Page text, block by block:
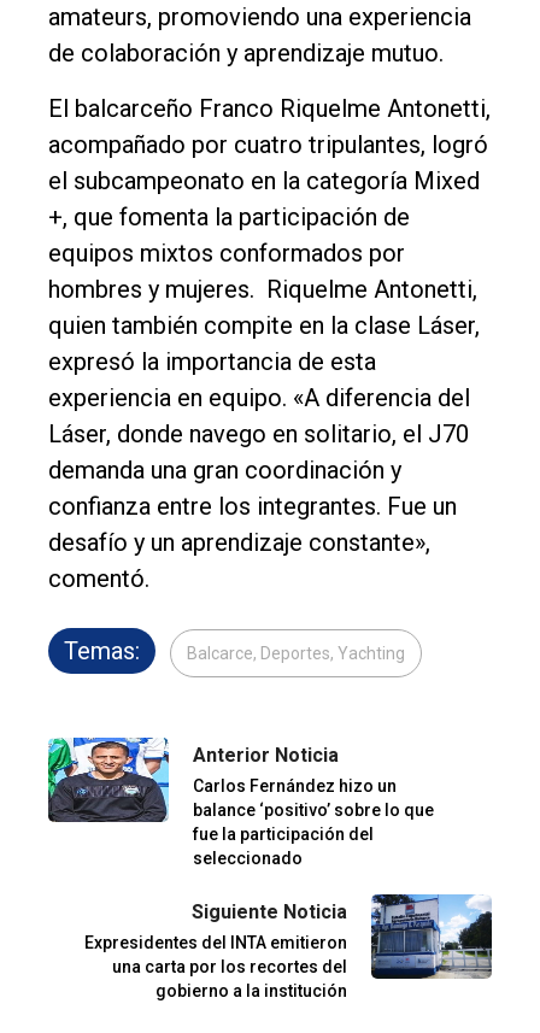
amateurs, promoviendo una experiencia
de colaboración y aprendizaje mutuo.
El balcarceño Franco Riquelme Antonetti,
acompañado por cuatro tripulantes, logró
el subcampeonato en la categoría Mixed
+, que fomenta la participación de
equipos mixtos conformados por
hombres y mujeres. Riquelme Antonetti,
quien también compite en la clase Láser,
expresó la importancia de esta
experiencia en equipo. «A diferencia del
Láser, donde navego en solitario, el J70
demanda una gran coordinación y
confianza entre los integrantes. Fue un
desafío y un aprendizaje constante»,
comentó.
Temas: Balcarce, Deportes, Yachting
Anterior Noticia
Carlos Fernández hizo un
balance ‘positivo’ sobre lo que
fue la participación del
seleccionado
Siguiente Noticia
Expresidentes del INTA emitieron
una carta por los recortes del
gobierno a la institución